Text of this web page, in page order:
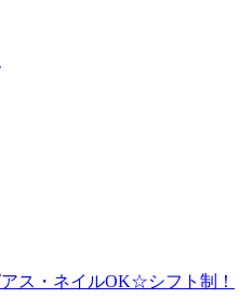
ス・ネイルOK☆シフト制！